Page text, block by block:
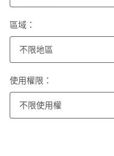
區域：
不限地區
使用權限：
不限使用權